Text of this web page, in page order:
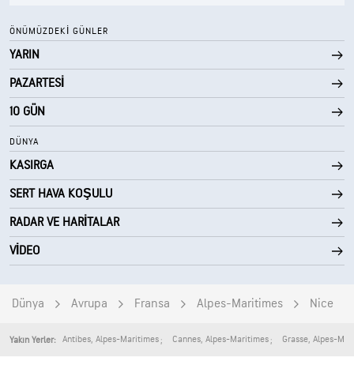
ÖNÜMÜZDEKI GÜNLER
YARIN
PAZARTESI
10 GÜN
DÜNYA
KASIRGA
SERT HAVA KOŞULU
RADAR VE HARITALAR
VIDEO
Dünya Avrupa Fransa Alpes-Maritimes Nice
Yakın Yerler: Antibes, Alpes-Maritimes Cannes, Alpes-Maritimes Grasse, Alpes-